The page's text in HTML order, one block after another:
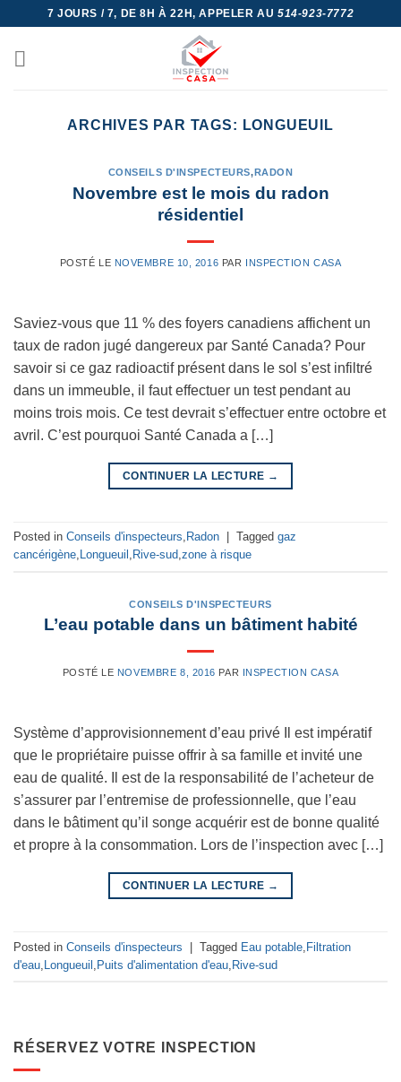
content
7 JOURS / 7, DE 8H À 22H, APPELER AU 514-923-7772
ARCHIVES PAR TAGS: LONGUEUIL
CONSEILS D'INSPECTEURS,RADON
Novembre est le mois du radon
résidentiel
POSTÉ LE NOVEMBRE 10, 2016 PAR INSPECTION CASA
Saviez-vous que 11 % des foyers canadiens affichent un
taux de radon jugé dangereux par Santé Canada? Pour
savoir si ce gaz radioactif présent dans le sol s’est infiltré
dans un immeuble, il faut effectuer un test pendant au
moins trois mois. Ce test devrait s’effectuer entre octobre et
avril. C’est pourquoi Santé Canada a […]
CONTINUER LA LECTURE →
Posted in Conseils d'inspecteurs Radon Tagged gaz
cancérigène
Longueuil Rive-sud zone à risque
CONSEILS D'INSPECTEURS
L’eau potable dans un bâtiment habité
POSTÉ LE NOVEMBRE 8, 2016 PAR INSPECTION CASA
Système d’approvisionnement d’eau privé Il est impératif
que le propriétaire puisse offrir à sa famille et invité une
eau de qualité. Il est de la responsabilité de l’acheteur de
s’assurer par l’entremise de professionnelle, que l’eau
dans le bâtiment qu’il songe acquérir est de bonne qualité
et propre à la consommation. Lors de l’inspection avec […]
CONTINUER LA LECTURE →
Posted in Conseils d'inspecteurs | Tagged Eau potable Filtration
d'eau Longueuil Puits d'alimentation d'eau Rive-sud
RÉSERVEZ VOTRE INSPECTION